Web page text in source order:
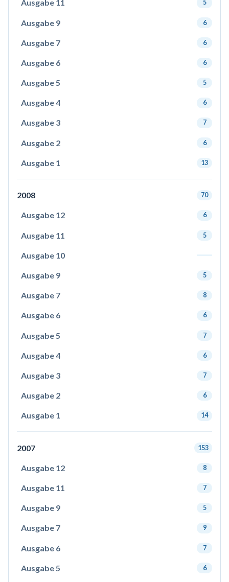
Ausgabe 11 5
Ausgabe 9 6
Ausgabe 7 6
Ausgabe 6 6
Ausgabe 5 5
Ausgabe 4 6
Ausgabe 3 7
Ausgabe 2 6
Ausgabe 1 13
2008 70
Ausgabe 12 6
Ausgabe 11 5
Ausgabe 10
Ausgabe 9 5
Ausgabe 7 8
Ausgabe 6 6
Ausgabe 5 7
Ausgabe 4 6
Ausgabe 3 7
Ausgabe 2 6
Ausgabe 1 14
2007 153
Ausgabe 12 8
Ausgabe 11 7
Ausgabe 9 5
Ausgabe 7 9
Ausgabe 6 7
Ausgabe 5 6